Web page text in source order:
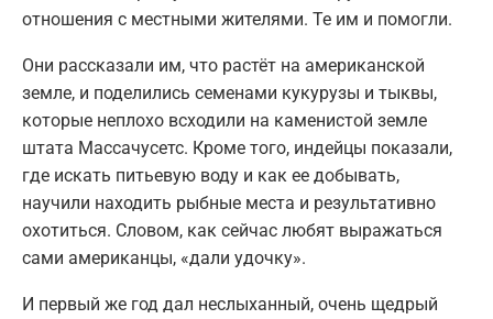
отношения с местными жителями. Те им и помогли.
Они рассказали им, что растёт на американской
земле, и поделились семенами кукурузы и тыквы,
которые неплохо всходили на каменистой земле
штата Массачусетс. Кроме того, индейцы показали,
где искать питьевую воду и как ее добывать,
научили находить рыбные места и результативно
охотиться. Словом, как сейчас любят выражаться
сами американцы, «дали удочку».
И первый же год дал неслыханный, очень щедрый